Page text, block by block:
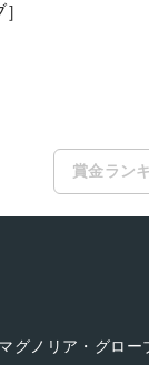
賞金ラン
グノリア・グロー